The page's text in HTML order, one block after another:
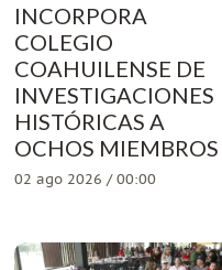
INCORPORA
COLEGIO
COAHUILENSE DE
INVESTIGACIONES
HISTÓRICAS A
OCHOS MIEMBROS
02 ago 2026 / 00:00